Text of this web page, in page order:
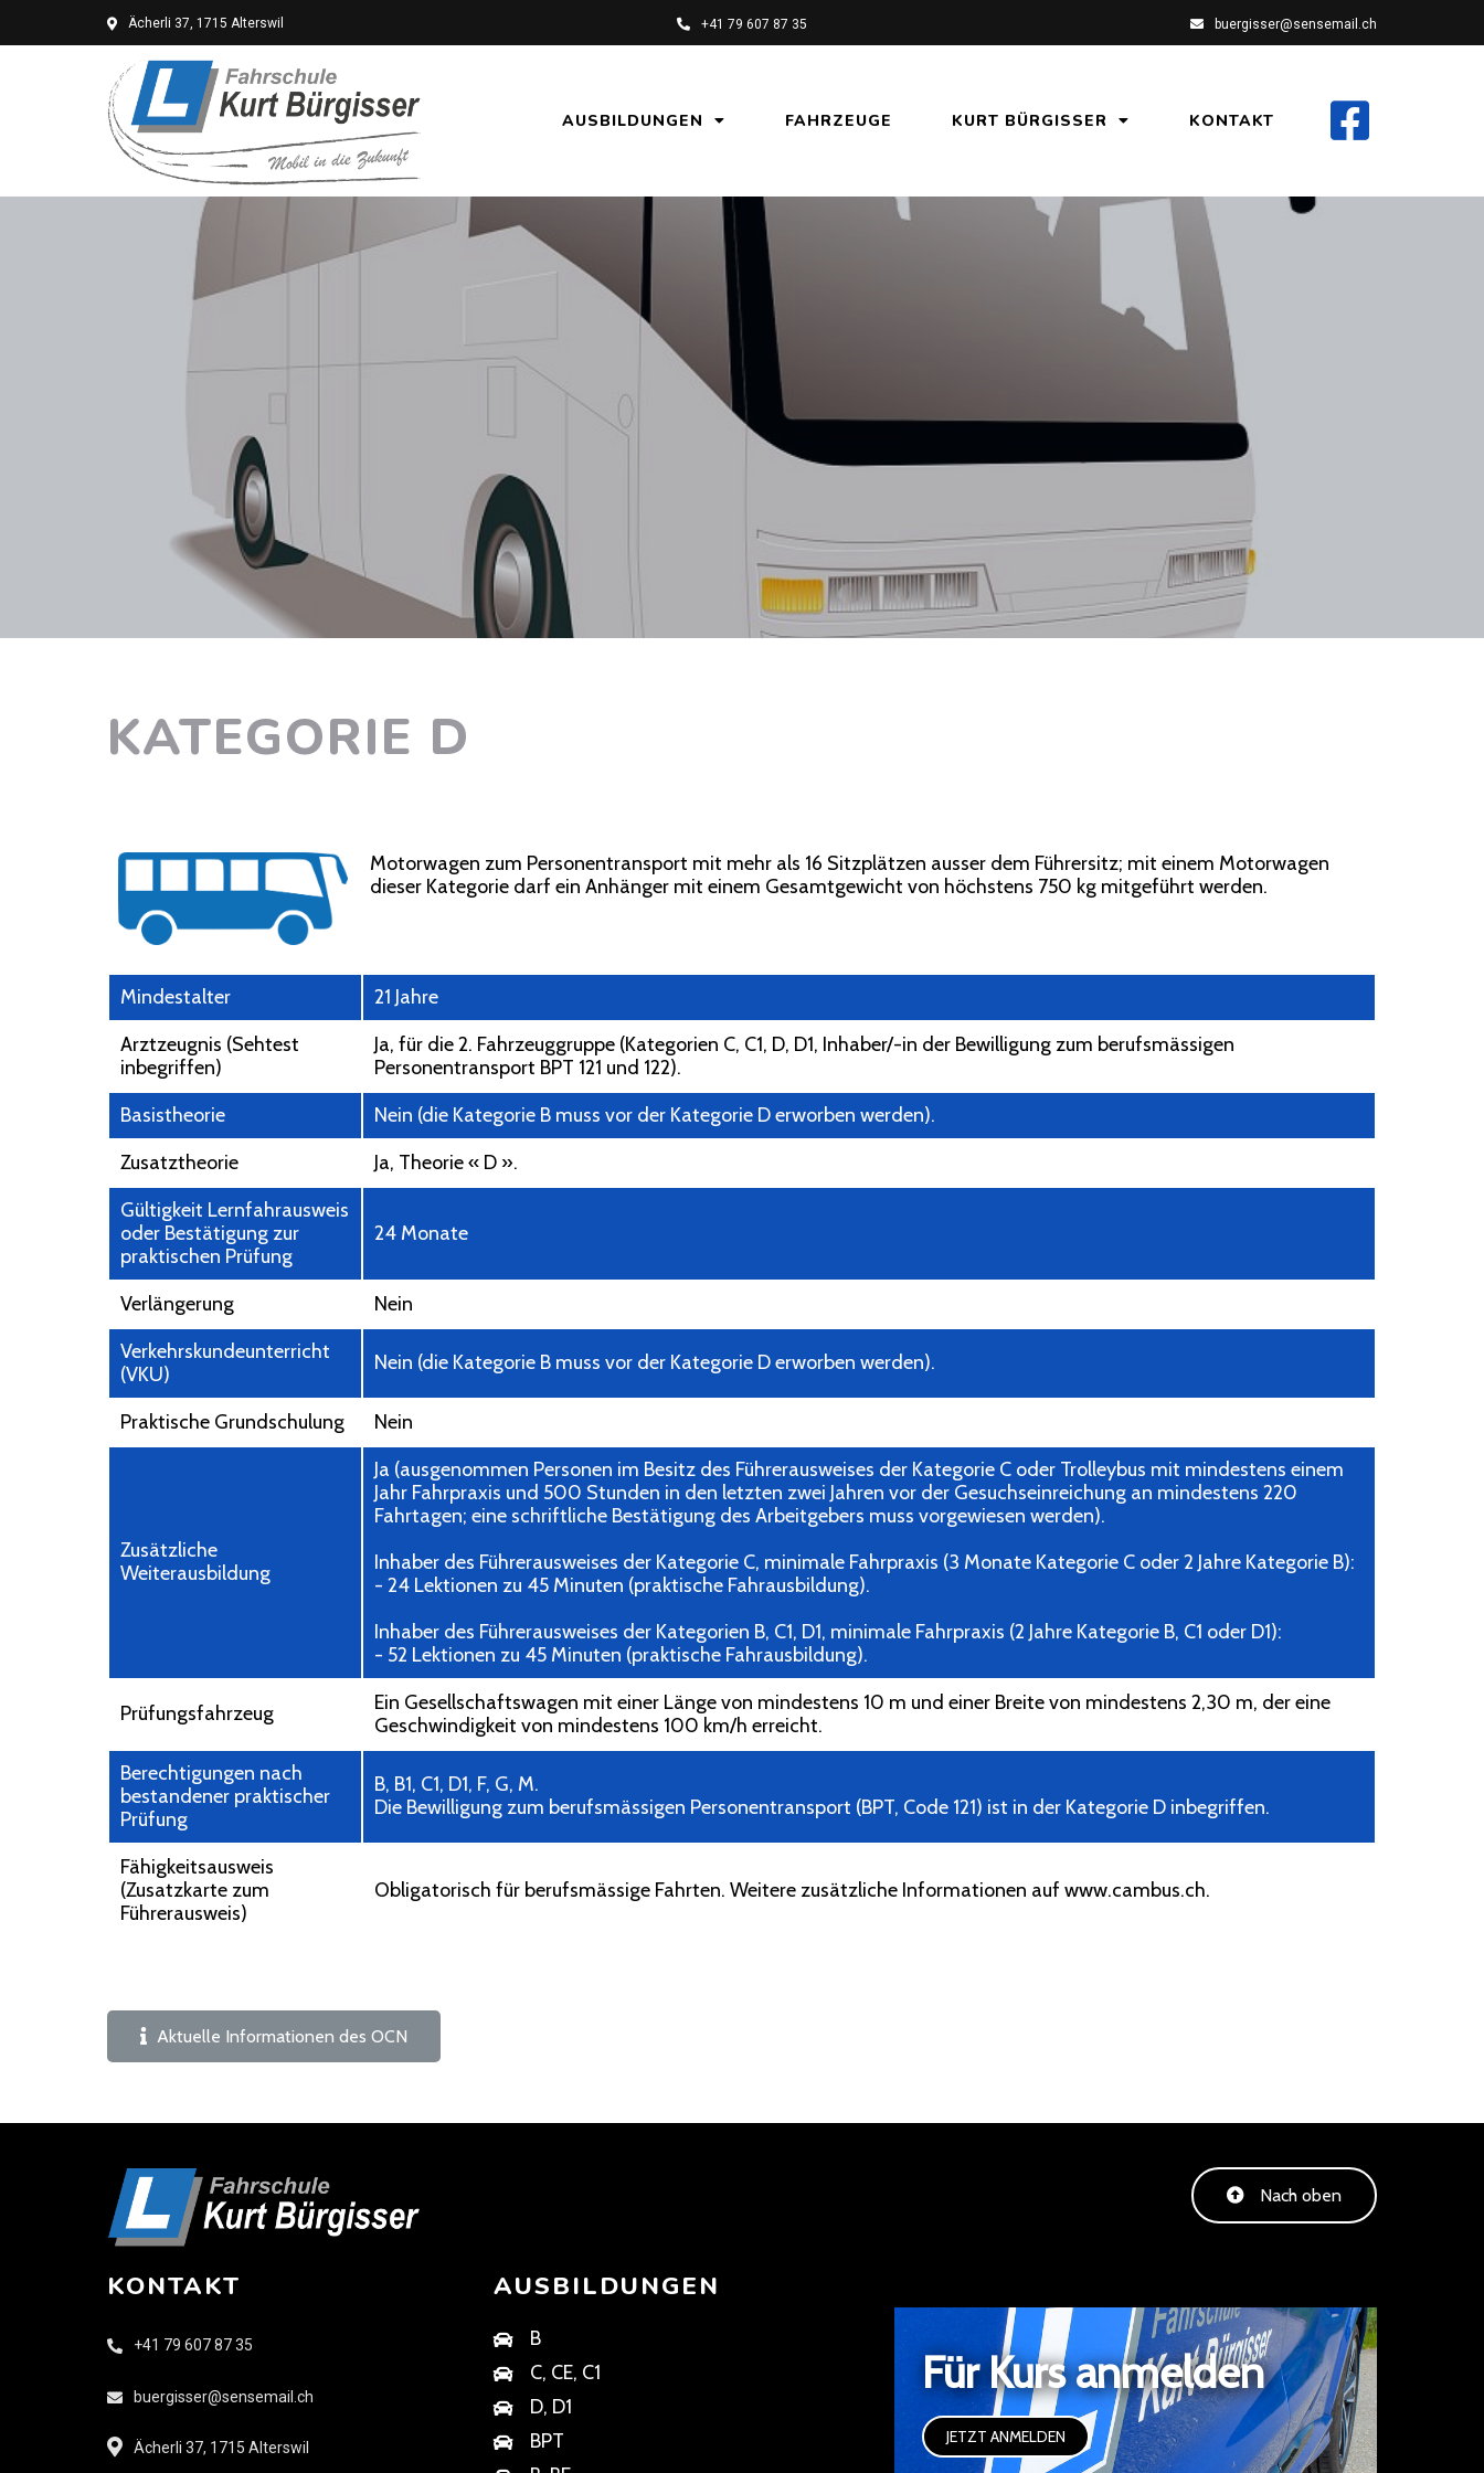
Ächerli 37, 1715 Alterswil +41 79 607 87 35 buergisser@sensemail.ch
AUSBILDUNGEN FAHRZEUGE KURT BÜRGISSER KONTAKT
KATEGORIE D
Motorwagen zum Personentransport mit mehr als 16 Sitzplätzen ausser dem Führersitz; mit einem Motorwagen
dieser Kategorie darf ein Anhänger mit einem Gesamtgewicht von höchstens 750 kg mitgeführt werden.
Mindestalter
21 Jahre
Arztzeugnis (Sehtest
inbegriffen)
Ja, für die 2. Fahrzeuggruppe (Kategorien C, C1, D, D1, Inhaber/-in der Bewilligung zum berufsmässigen
Personentransport BPT 121 und 122).
Basistheorie
Nein (die Kategorie B muss vor der Kategorie D erworben werden).
Zusatztheorie
Ja, Theorie « D ».
Gültigkeit Lernfahrausweis
oder Bestätigung zur
praktischen Prüfung
24 Monate
Verlängerung
Nein
Verkehrskundeunterricht
(VKU)
Nein (die Kategorie B muss vor der Kategorie D erworben werden).
Praktische Grundschulung Nein
Zusätzliche
Weiterausbildung
Ja (ausgenommen Personen im Besitz des Führerausweises der Kategorie C oder Trolleybus mit mindestens einem
Jahr Fahrpraxis und 500 Stunden in den letzten zwei Jahren vor der Gesuchseinreichung an mindestens 220
Fahrtagen; eine schriftliche Bestätigung des Arbeitgebers muss vorgewiesen werden).
Inhaber des Führerausweises der Kategorie C, minimale Fahrpraxis (3 Monate Kategorie C oder 2 Jahre Kategorie B):
- 24 Lektionen zu 45 Minuten (praktische Fahrausbildung).
Inhaber des Führerausweises der Kategorien B, C1, D1, minimale Fahrpraxis (2 Jahre Kategorie B, C1 oder D1):
- 52 Lektionen zu 45 Minuten (praktische Fahrausbildung).
Prüfungsfahrzeug
Ein Gesellschaftswagen mit einer Länge von mindestens 10 m und einer Breite von mindestens 2,30 m, der eine
Geschwindigkeit von mindestens 100 km/h erreicht.
Berechtigungen nach
bestandener praktischer
Prüfung
B, B1, C1, D1, F, G, M.
Die Bewilligung zum berufsmässigen Personentransport (BPT, Code 121) ist in der Kategorie D inbegriffen.
Fähigkeitsausweis
(Zusatzkarte zum
Führerausweis)
Obligatorisch für berufsmässige Fahrten. Weitere zusätzliche Informationen auf www.cambus.ch.
Aktuelle Informationen des OCN
Nach oben
KONTAKT
+41 79 607 87 35
buergisser@sensemail.ch
Ächerli 37, 1715 Alterswil
AUSBILDUNGEN
B
C, CE, C1
D, D1
BPT
Für Kurs anmelden
JETZT ANMELDEN